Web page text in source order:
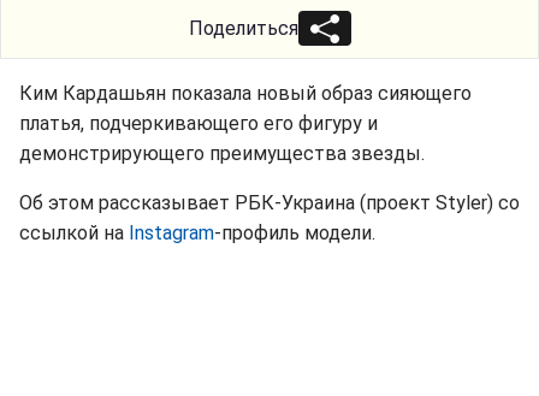
Поделиться
Ким Кардашьян показала новый образ сияющего
платья, подчеркивающего его фигуру и
демонстрирующего преимущества звезды.
Об этом рассказывает РБК-Украина (проект Styler) со
ссылкой на Instagram-профиль модели.